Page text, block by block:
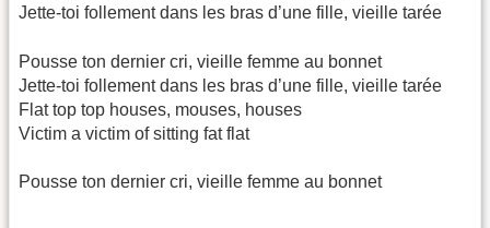
Jette-toi follement dans les bras d’une fille, vieille tarée
Pousse ton dernier cri, vieille femme au bonnet
Jette-toi follement dans les bras d’une fille, vieille tarée
Flat top top houses, mouses, houses
Victim a victim of sitting fat flat
Pousse ton dernier cri, vieille femme au bonnet